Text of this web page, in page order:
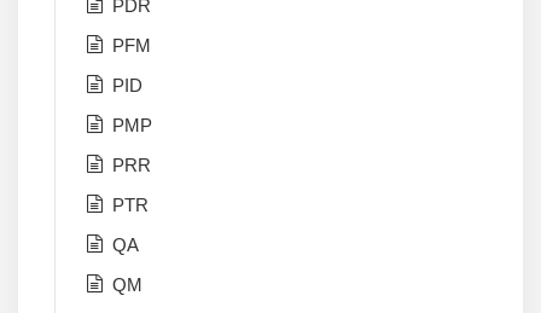
PDR
PFM
PID
PMP
PRR
PTR
QA
QM